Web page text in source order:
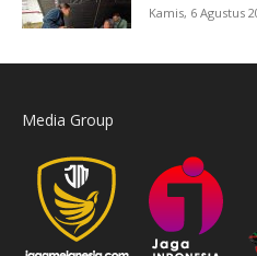
Kamis, 6 Agustus
Media Group